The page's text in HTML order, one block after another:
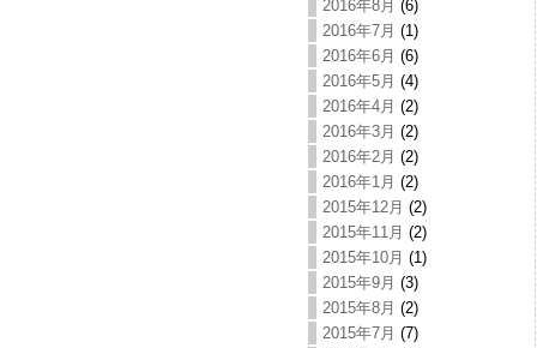
2016年8月 (6)
2016年7月 (1)
2016年6月 (6)
2016年5月 (4)
2016年4月 (2)
2016年3月 (2)
2016年2月 (2)
2016年1月 (2)
2015年12月 (2)
2015年11月 (2)
2015年10月 (1)
2015年9月 (3)
2015年8月 (2)
2015年7月 (7)